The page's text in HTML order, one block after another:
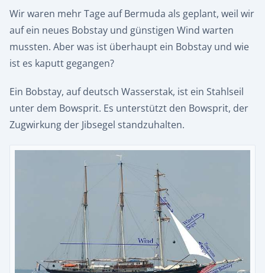
Wir waren mehr Tage auf Bermuda als geplant, weil wir
auf ein neues Bobstay und günstigen Wind warten
mussten. Aber was ist überhaupt ein Bobstay und wie
ist es kaputt gegangen?
Ein Bobstay, auf deutsch Wasserstak, ist ein Stahlseil
unter dem Bowsprit. Es unterstützt den Bowsprit, der
Zugwirkung der Jibsegel standzuhalten.